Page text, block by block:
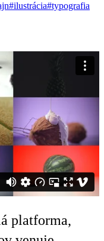
#ilustrácia#typografia
platforma,